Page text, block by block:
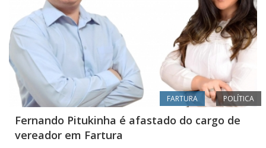
FARTURA POLÍTICA
Fernando Pitukinha é afastado do cargo de
vereador em Fartura